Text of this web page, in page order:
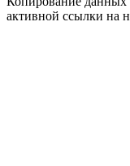
активной ссылки на